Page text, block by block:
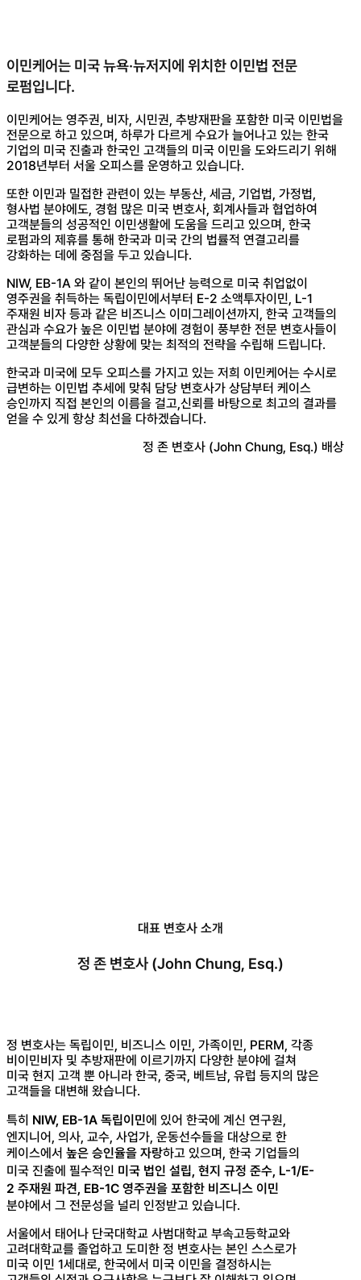
이민케어는 미국 뉴욕·뉴저지에 위치한 이민법 전문
로펌입니다.
이민케어는 영주권, 비자, 시민권, 추방재판을 포함한 미국 이민법을
전문으로 하고 있으며, 하루가 다르게 수요가 늘어나고 있는 한국
기업의 미국 진출과 한국인 고객들의 미국 이민을 도와드리기 위해
2018년부터 서울 오피스를 운영하고 있습니다.
또한 이민과 밀접한 관련이 있는 부동산, 세금, 기업법, 가정법,
형사법 분야에도, 경험 많은 미국 변호사, 회계사들과 협업하여
고객분들의 성공적인 이민생활에 도움을 드리고 있으며, 한국
로펌과의 제휴를 통해 한국과 미국 간의 법률적 연결고리를
강화하는 데에 중점을 두고 있습니다.
NIW, EB-1A 와 같이 본인의 뛰어난 능력으로 미국 취업없이
영주권을 취득하는 독립이민에서부터 E-2 소액투자이민, L-1
주재원 비자 등과 같은 비즈니스 이미그레이션까지, 한국 고객들의
관심과 수요가 높은 이민법 분야에 경험이 풍부한 전문 변호사들이
고객분들의 다양한 상황에 맞는 최적의 전략을 수립해 드립니다.
한국과 미국에 모두 오피스를 가지고 있는 저희 이민케어는 수시로
급변하는 이민법 추세에 맞춰 담당 변호사가 상담부터 케이스
승인까지 직접 본인의 이름을 걸고,신뢰를 바탕으로 최고의 결과를
얻을 수 있게 항상 최선을 다하겠습니다.
정 존 변호사 (John Chung, Esq.) 배상
대표 변호사 소개
정 존 변호사 (John Chung, Esq.)
정 변호사는 독립이민, 비즈니스 이민, 가족이민, PERM, 각종
비이민비자 및 추방재판에 이르기까지 다양한 분야에 걸쳐
미국 현지 고객 뿐 아니라 한국, 중국, 베트남, 유럽 등지의 많은
고객들을 대변해 왔습니다.
특히 NIW, EB-1A 독립이민에 있어 한국에 계신 연구원,
엔지니어, 의사, 교수, 사업가, 운동선수들을 대상으로 한
케이스에서 높은 승인율을 자랑하고 있으며, 한국 기업들의
미국 진출에 필수적인 미국 법인 설립, 현지 규정 준수, L-1/E-
2 주재원 파견, EB-1C 영주권을 포함한 비즈니스 이민
분야에서 그 전문성을 널리 인정받고 있습니다.
서울에서 태어나 단국대학교 사범대학교 부속고등학교와
고려대학교를 졸업하고 도미한 정 변호사는 본인 스스로가
미국 이민 1세대로, 한국에서 미국 이민을 결정하시는